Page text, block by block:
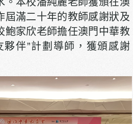
屆滿二十年的教師感謝狀及
鮑家欣老師擔任澳門中華教
夥伴”計劃導師，獲頒感謝